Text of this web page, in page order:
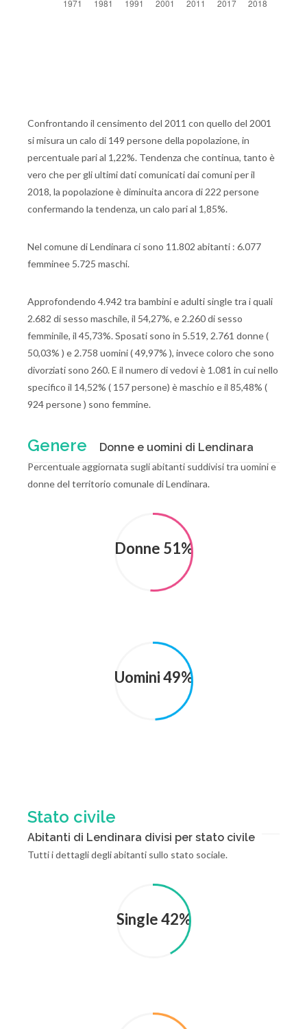
Confrontando il censimento del 2011 con quello del 2001
si misura un calo di 149 persone della popolazione, in
percentuale pari al 1,22%. Tendenza che continua, tanto è
vero che per gli ultimi dati comunicati dai comuni per il
2018, la popolazione è diminuita ancora di 222 persone
confermando la tendenza, un calo pari al 1,85%.
Nel comune di Lendinara ci sono 11.802 abitanti : 6.077
femminee 5.725 maschi.
Approfondendo 4.942 tra bambini e adulti single tra i quali
2.682 di sesso maschile, il 54,27%, e 2.260 di sesso
femminile, il 45,73%. Sposati sono in 5.519, 2.761 donne (
50,03% ) e 2.758 uomini ( 49,97% ), invece coloro che sono
divorziati sono 260. E il numero di vedovi è 1.081 in cui nello
specifico il 14,52% ( 157 persone) è maschio e il 85,48% (
924 persone ) sono femmine.
Genere Donne e uomini di Lendinara
Percentuale aggiornata sugli abitanti suddivisi tra uomini e
donne del territorio comunale di Lendinara.
Donne 51%
Uomini 49%
Stato civile
Abitanti di Lendinara divisi per stato civile
Tutti i dettagli degli abitanti sullo stato sociale.
Single 42%